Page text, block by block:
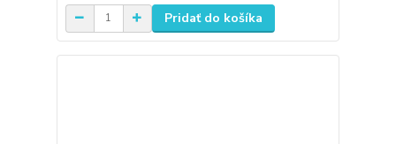
Pridať do košíka